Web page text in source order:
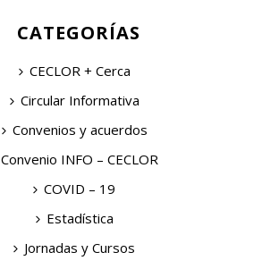
CATEGORÍAS
CECLOR + Cerca
Circular Informativa
Convenios y acuerdos
Convenio INFO – CECLOR
COVID – 19
Estadística
Jornadas y Cursos